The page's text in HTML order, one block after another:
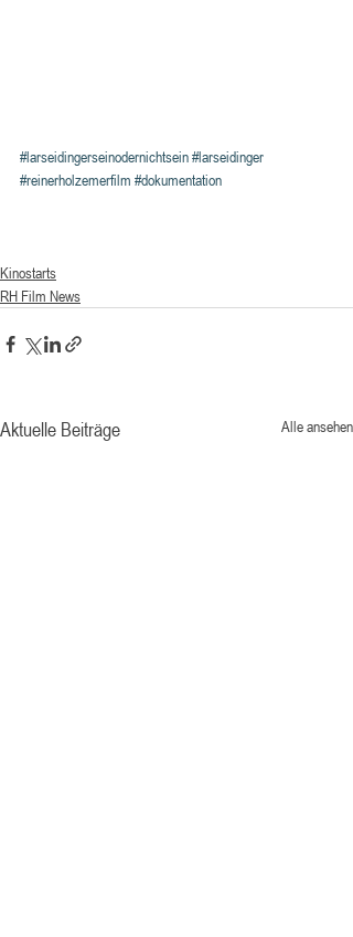
#larseidingerseinodernichtsein#larseidinger
#reinerholzemerfilm #dokumentation
Kinostarts
RH Film News
Aktuelle Beiträge Alle ansehen